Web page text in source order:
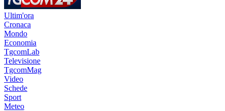
Ultim'ora
Cronaca
Mondo
Economia
TgcomLab
Televisione
TgcomMag
Video
Schede
Sport
Meteo